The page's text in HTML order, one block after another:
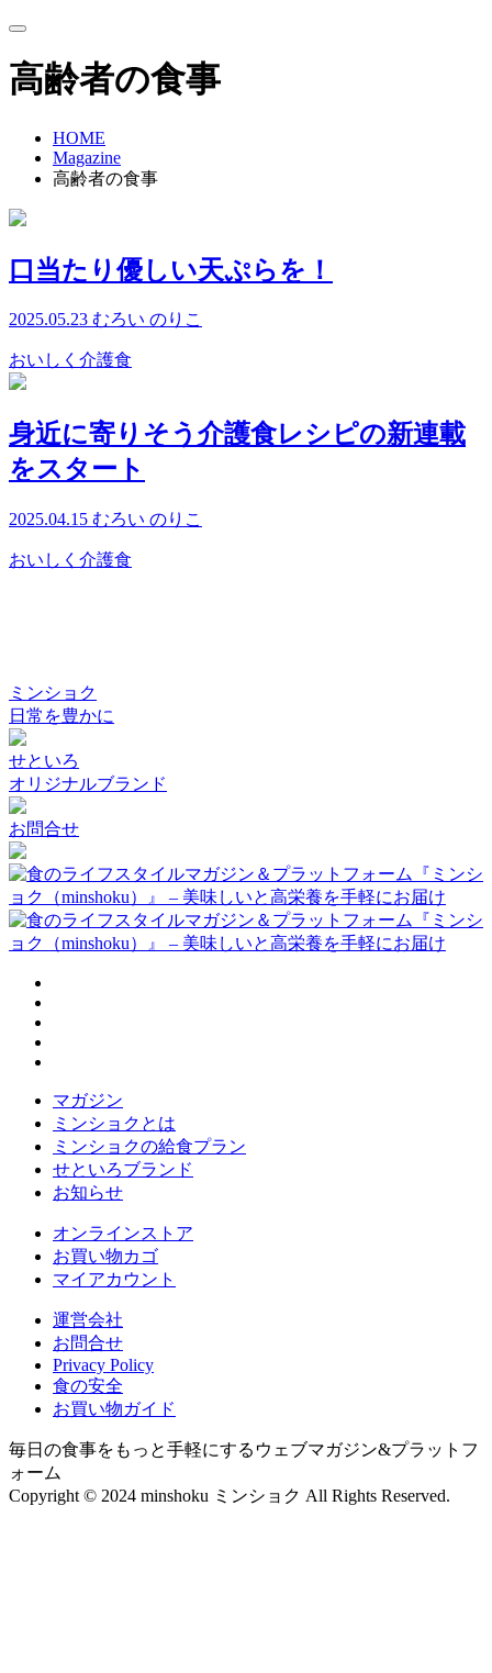
高齢者の食事
HOME
Magazine
高齢者の食事
口当たり優しい天ぷらを！
2025.05.23 むろい のりこ
おいしく介護食
身近に寄りそう介護食レシピの新連載
をスタート
2025.04.15 むろい のりこ
おいしく介護食
ミンショク
日常を豊かに
せといろ
オリジナルブランド
お問合せ
マガジン
ミンショクとは
ミンショクの給食プラン
せといろブランド
お知らせ
オンラインストア
お買い物カゴ
マイアカウント
運営会社
お問合せ
Privacy Policy
食の安全
お買い物ガイド
毎日の食事をもっと手軽にするウェブマガジン&プラットフ
ォーム
Copyright © 2024 minshoku ミンショク All Rights Reserved.